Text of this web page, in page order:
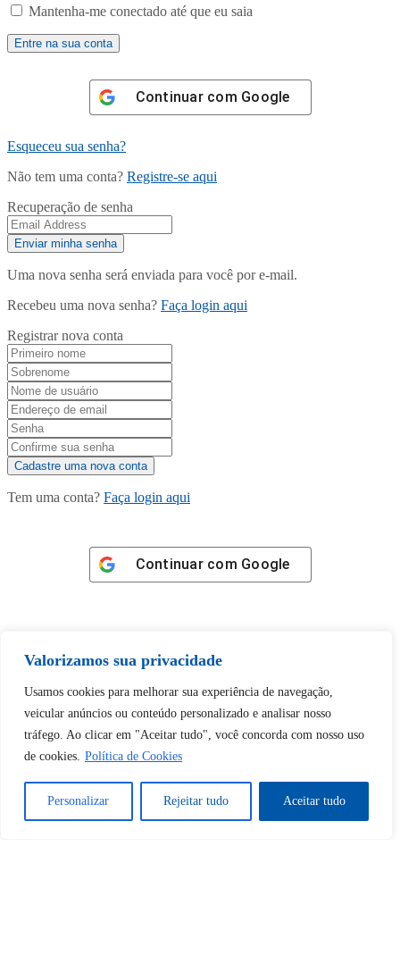
Valorizamos sua privacidade
Usamos cookies para melhorar sua experiência de navegação,
veicular anúncios ou conteúdo personalizado e analisar nosso
tráfego. Ao clicar em "Aceitar tudo", você concorda com nosso uso
de cookies. Política de Cookies
Personalizar Rejeitar tudo Aceitar tudo
Mantenha-me conectado até que eu saia
Continuar com Google
Esqueceu sua senha?
Não tem uma conta? Registre-se aqui
Recuperação de senha
Uma nova senha será enviada para você por e-mail.
Recebeu uma nova senha? Faça login aqui
Registrar nova conta
Tem uma conta? Faça login aqui
Continuar com Google
Tem certeza de que deseja
desbloquear esta publicação?
Desbloquear esquerda : 0